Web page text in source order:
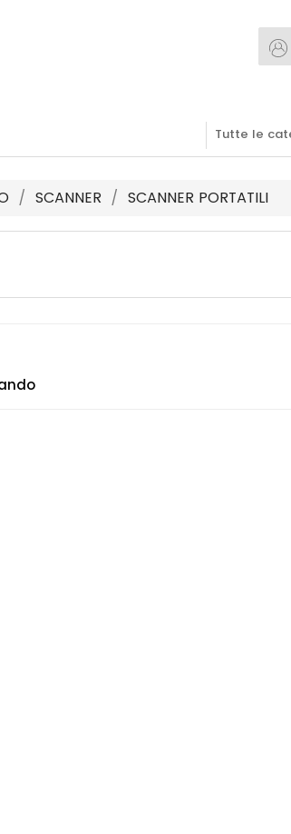
SCANNER SCANNER PORTATILI